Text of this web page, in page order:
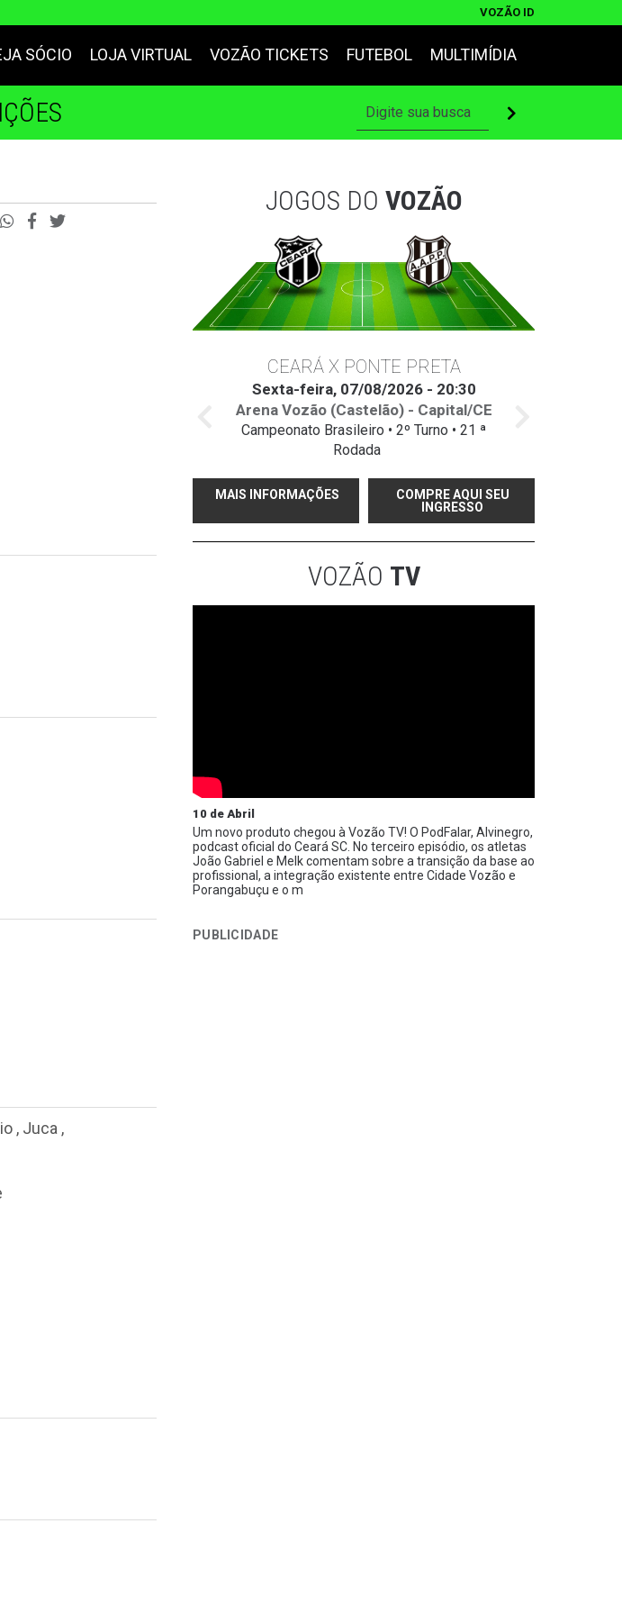
VOZÃO ID
SÓCIO LOJA VIRTUAL VOZÃO TICKETS FUTEBOL MULTIMÍDIA
, Juca ,
JOGOS DO VOZÃO
CEARÁ X PONTE PRETA
Sexta-feira, 07/08/2026 - 20:30
Arena Vozão (Castelão) - Capital/CE
Campeonato Brasileiro • 2º Turno • 21 ª
Rodada
MAIS INFORMAÇÕES
COMPRE AQUI SEU
INGRESSO
VOZÃO TV
10 de Abril
Um novo produto chegou à Vozão TV! O PodFalar, Alvinegro,
podcast oficial do Ceará SC. No terceiro episódio, os atletas
João Gabriel e Melk comentam sobre a transição da base ao
profissional, a integração existente entre Cidade Vozão e
Porangabuçu e o m
PUBLICIDADE